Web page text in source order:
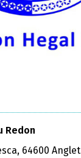
Redon
64600 Anglet